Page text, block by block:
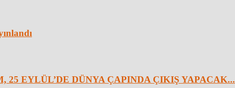
EYLÜL’DE DÜNYA ÇAPINDA ÇIKIŞ YAPACAK...